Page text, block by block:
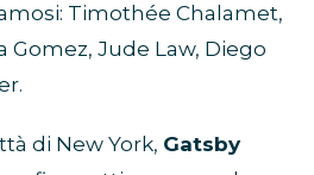
Timothée Chalamet,
Gomez, Jude Law, Diego
di New York, Gatsby